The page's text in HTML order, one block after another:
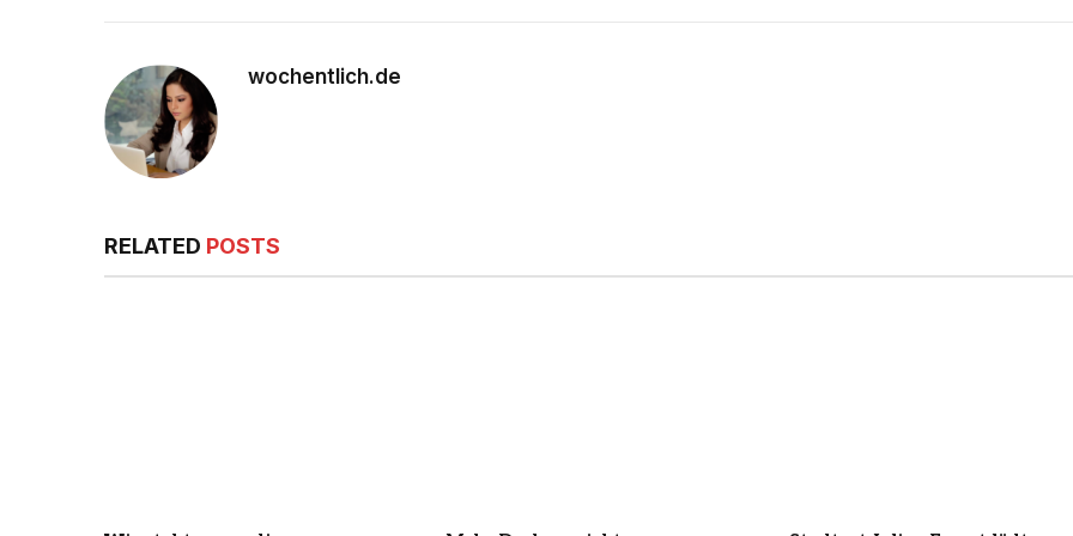
wochentlich.de
RELATED POSTS